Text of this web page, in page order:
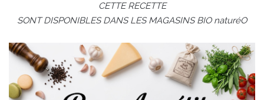
CETTE RECETTE
SONT DISPONIBLES DANS LES MAGASINS BIO naturéO